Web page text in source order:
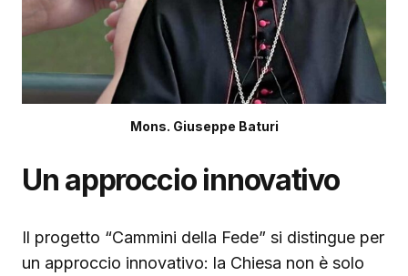
Mons. Giuseppe Baturi
Un approccio innovativo
Il progetto “Cammini della Fede” si distingue per
un approccio innovativo: la Chiesa non è solo